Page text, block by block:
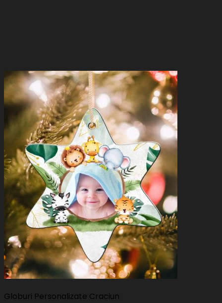
Globuri Personalizate Craciun